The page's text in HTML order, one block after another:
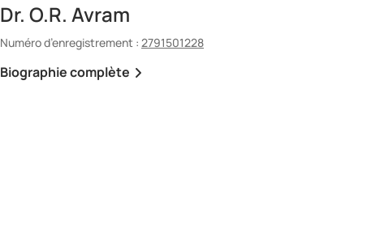
Dr. O.R. Avram
Numéro d’enregistrement : 2791501228
Biographie complète